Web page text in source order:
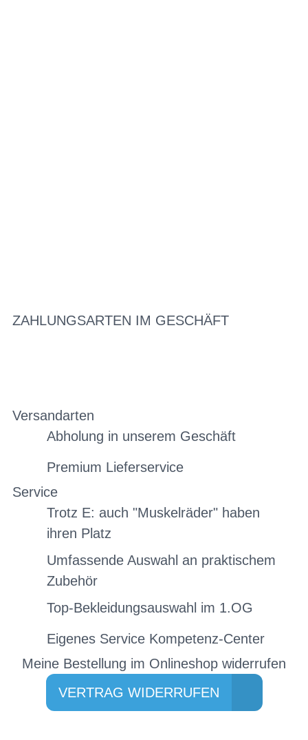
ZAHLUNGSARTEN IM GESCHÄFT
Versandarten
Abholung in unserem Geschäft
Premium Lieferservice
Service
Trotz E: auch "Muskelräder" haben
ihren Platz
Umfassende Auswahl an praktischem
Zubehör
Top-Bekleidungsauswahl im 1.OG
Eigenes Service Kompetenz-Center
Meine Bestellung im Onlineshop widerrufen
VERTRAG WIDERRUFEN